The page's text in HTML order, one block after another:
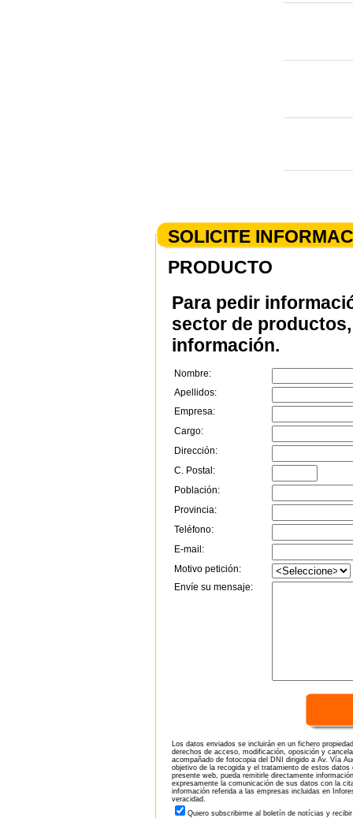
SOLICITE
PRODUCTO
Para pedir
sector de
información.
Nombre:
Apellidos:
Empresa:
Cargo:
Dirección:
C. Postal:
Población:
Provincia:
Teléfono:
E-mail:
Motivo petición:
Envíe su mensaje:
Los datos enviados se incluirán en un fichero
derechos de acceso, modificación, oposición y
acompañado de fotocopia del DNI dirigido a Av. Vía
objetivo de la recogida y el tratamiento de estos
presente web, pueda remitirle directamente
expresamente la comunicación de sus datos con la
información referida a las empresas incluidas en
veracidad.
Quiero subscribirme al boletín de notícias y